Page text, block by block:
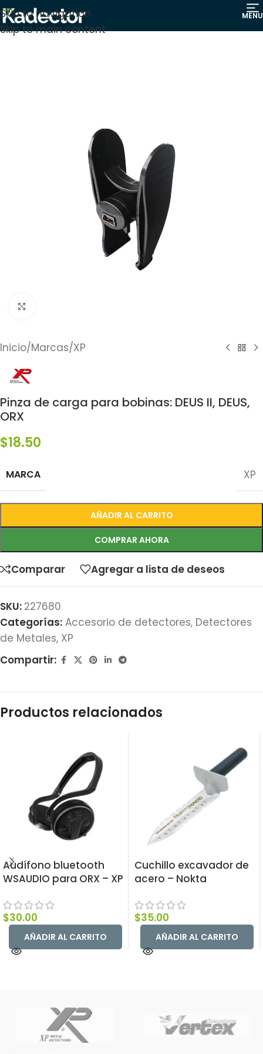
Skip to navigation
Skip to main content
MENU
Inicio/Marcas/XP
Pinza de carga para bobinas: DEUS II, DEUS,
ORX
$18.50
MARCA XP
AÑADIR AL CARRITO
COMPRAR AHORA
Comparar Agregar a lista de deseos
SKU: 227680
Categorías: Accesorio de detectores, Detectores
de Metales, XP
Compartir:
Productos relacionados
Audífono bluetooth
WSAUDIO para ORX – XP
$30.00
AÑADIR AL CARRITO
Cuchillo excavador de
acero – Nokta
$35.00
AÑADIR AL CARRITO